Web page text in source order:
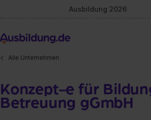
Ausbildung 2026
Alle Unternehmen
Konzept-e für
Betreuung gGmbH